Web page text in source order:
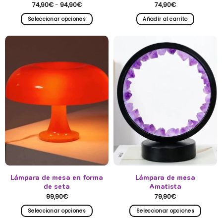
74,90€ - 94,90€Rango
precios:
desde
74,90€
hasta
Seleccionar opciones
variantes.
Las
pueden
elegir
la
página
de
producto
74,90€
Añadir al carrito
Lámpara de mesa en forma
de seta
99,90€
Seleccionar opciones
Lámpara de mesa
Amatista
79,90€
Seleccionar opciones